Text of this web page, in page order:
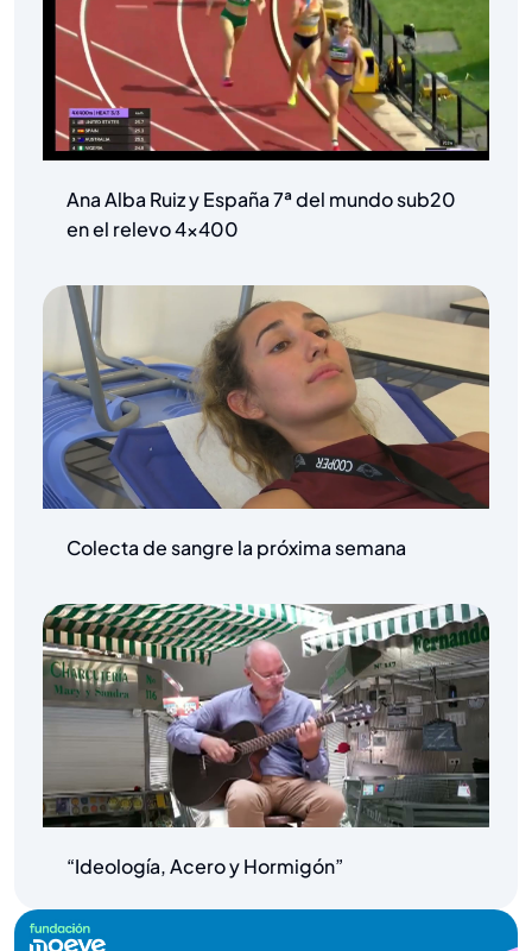
Ana Alba Ruiz y España 7ª del mundo sub20
en el relevo 4×400
Colecta de sangre la próxima semana
“Ideología, Acero y Hormigón”